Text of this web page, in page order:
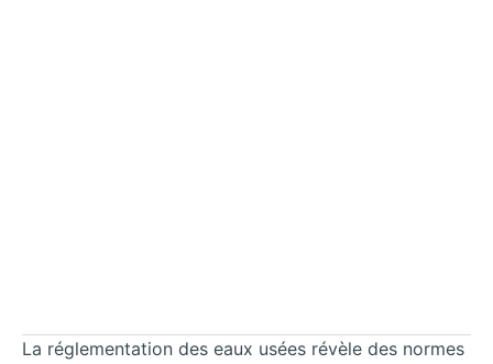
La réglementation des eaux usées révèle des normes